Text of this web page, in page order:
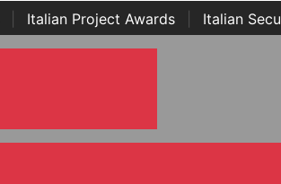
Italian Project Awards
Italian